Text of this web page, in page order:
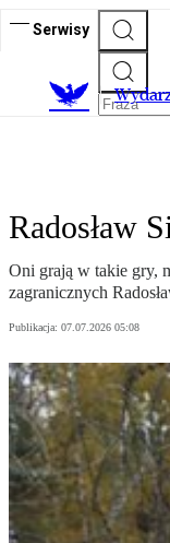
Serwisy
Radosław
Oni grają w takie gry,
zagranicznych
Publikacja: 07.07.2026 05:08